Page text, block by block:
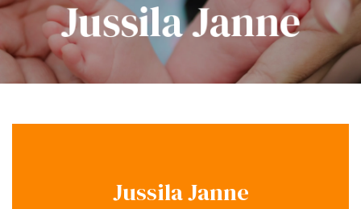
Jussila Janne
Jussila Janne